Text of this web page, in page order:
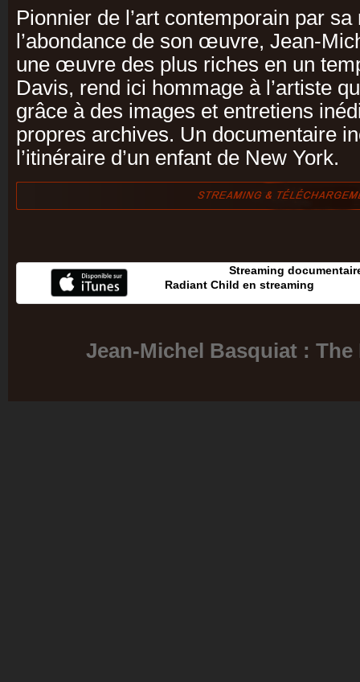
Pionnier de l’art contemporain par
l’abondance de son œuvre, Jean-
une œuvre des plus riches en un
Davis, rend ici hommage à l’artiste
grâce à des images et entretiens
propres archives. Un documentaire
l’itinéraire d’un enfant de New York.
Streaming
Radiant Child en streaming
Jean-Michel Basquiat :